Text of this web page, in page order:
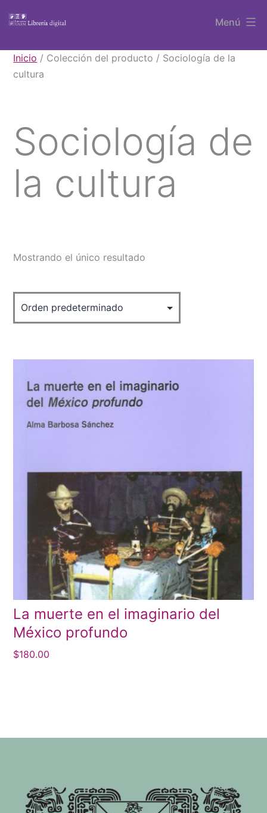
contenido
Libros
UAEM
Menú
Inicio / Colección del producto / Sociología de la
cultura
Sociología de
la cultura
Mostrando el único resultado
La muerte en el imaginario del
México profundo
$180.00